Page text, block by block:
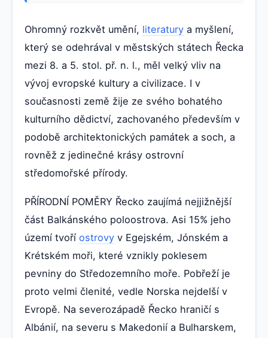
Ohromný rozkvět umění, literatury a myšlení,
který se odehrával v městských státech Řecka
mezi 8. a 5. stol. př. n. l., měl velký vliv na
vývoj evropské kultury a civilizace. I v
současnosti země žije ze svého bohatého
kulturního dědictví, zachovaného především v
podobě architektonických památek a soch, a
rovněž z jedinečné krásy ostrovní
středomořské přírody.
PŘÍRODNÍ POMĚRY Řecko zaujímá nejjižnější
část Balkánského poloostrova. Asi 15% jeho
území tvoří ostrovy v Egejském, Jónském a
Krétském moři, které vznikly poklesem
pevniny do Středozemního moře. Pobřeží je
proto velmi členité, vedle Norska nejdelší v
Evropě. Na severozápadě Řecko hraničí s
Albánií, na severu s Makedonií a Bulharskem,